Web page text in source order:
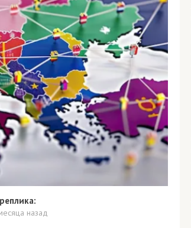
назад